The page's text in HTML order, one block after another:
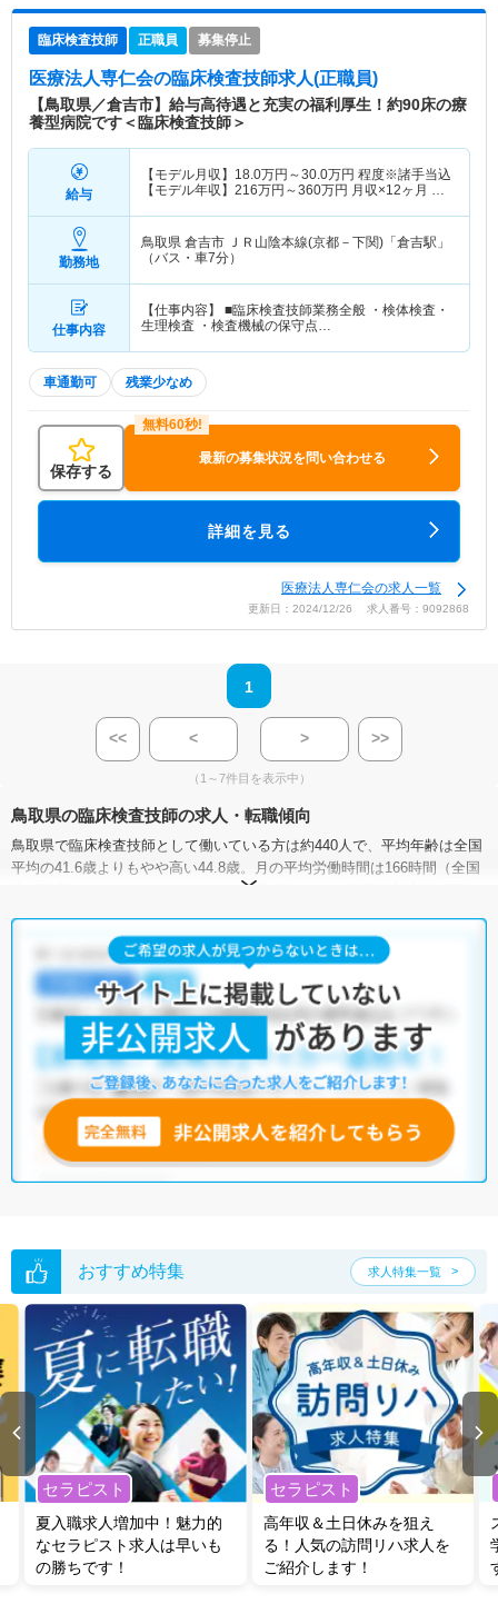
臨床検査技師 正職員 募集停止
医療法人専仁会の臨床検査技師求人(正職員)
【鳥取県／倉吉市】給与高待遇と充実の福利厚生！約90床の療
養型病院です＜臨床検査技師＞
給与
【モデル月収】 18.0万円～30.0万円 程度※諸手当込
【モデル年収】 216万円～360万円 月収×12ヶ月 賞
勤務地
鳥取県 倉吉市 ＪＲ山陰本線(京都－下関)「倉吉駅」
（バス・車7分）
仕事内容
【仕事内容】 ■臨床検査技師業務全般 ・検体検査・
生理検査 ・検査機械の保守点…
車通勤可 残業少なめ
保存する
最新の募集状況を問い合わせる
詳細を見る
医療法人専仁会の求人一覧
更新日：2024/12/26 求人番号：9092868
1
<< < > >>
（1～7件目を表示中）
鳥取県の臨床検査技師の求人・転職傾向
鳥取県で臨床検査技師として働いている方は約440人で、平均年齢は全国
平均の41.6歳よりもやや高い44.8歳。月の平均労働時間は166時間（全国
比+5時間）となっています。また、鳥取県における臨床検査技師の平均
鳥取県には病院が43施設、クリニックが414施設あり、臨床検査技師とし
て働ける施設が豊富です。そのため、多種多様な求人の中から希望の条
件に合った職場を見つけることができるでしょう。
マイナビコメディカルでは、サイトに掲載されていない非公開求人や限
定求人も多数取り扱っております。もしご希望の条件に合った求人が見
つからない場合は、キャリアアドバイザーが非公開求人を含む中から厳
選してご紹介いたしますので、ぜひご活用ください。
※各種数字情報は2023年1月 マイナビ調べによる
鳥取県の臨床検査技師求人は7件あります。（2026年08月06日更新）
サイト上に掲載されている求人の他に、非公開求人もございます。無料
鳥取県の臨床検査技師求人では以下のような条件が人気です。
・土日祝休 正社員(正職員)・病
院・ クリニック その他
他の条件でも人気の求人がございますので、「こだわり条件」から検索
いただくか、お気軽にお問い合わせください。
全国の臨床検査技師求人から検索いただくことも可能です。
無料転職支援サービスにお申し込みいただくと、ご希望条件をヒアリン
グした上で求人をご提案いたします。
ご希望条件がまだ定まっていない方は人気の希望条件をピックアップし
た求人特集 をぜひご活用ください。
転職支援の他、情報収集や募集状況の確認も、お気軽にご相談くださ
おすすめ特集 求人特集一覧
セラピスト
夏入職求人増加中！魅力的
なセラピスト求人は早いも
の勝ちです！
セラピスト
高年収＆土日休みを狙え
る！人気の訪問リハ求人を
ご紹介します！